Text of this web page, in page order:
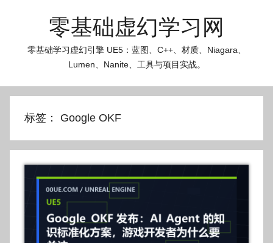
零基础虚幻学习网
零基础学习虚幻引擎 UE5：蓝图、C++、材质、Niagara、
Lumen、Nanite、工具与项目实战。
标签： Google OKF